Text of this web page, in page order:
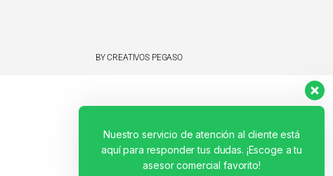
BY CREATIVOS PEGASO
Nuestro servicio de atención al cliente está
aquí para responder tus dudas. ¡Escoge a tu
asesor comercial favorito!